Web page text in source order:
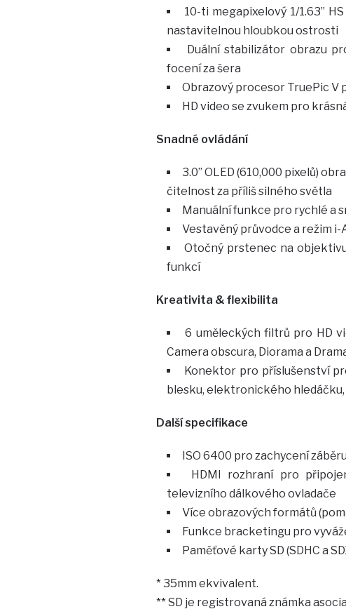
10-ti megapixelový 1/1.63”
nastavitelnou hloubkou ostrosti
Duální stabilizátor obrazu
focení za šera
Obrazový procesor TruePic
HD video se zvukem pro
Snadné ovládání
3.0” OLED (610,000 pixelů)
čitelnost za příliš silného světla
Manuální funkce pro rychlé a
Vestavěný průvodce a režim
Otočný prstenec na
funkcí
Kreativita & flexibilita
6 uměleckých filtrů pro HD
Camera obscura, Diorama a
Konektor pro příslušenství
blesku, elektronického
Další specifikace
ISO 6400 pro zachycení
HDMI rozhraní pro
televizního dálkového ovladače
Více obrazových formátů
Funkce bracketingu pro
Paměťové karty SD (SDHC a
* 35mm ekvivalent.
** SD je registrovaná známka